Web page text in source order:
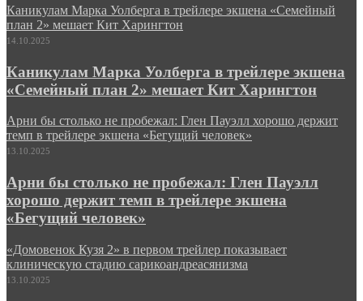
Каникулам Марка Уолберга в трейлере экшена «Семейный
план 2» мешает Кит Харингтон
14.10.2025
Каникулам Марка Уолберга в трейлере экшена
«Семейный план 2» мешает Кит Харингтон
Арни бы столько не пробежал: Глен Пауэлл хорошо держит
темп в трейлере экшена «Бегущий человек»
13.10.2025
Арни бы столько не пробежал: Глен Пауэлл
хорошо держит темп в трейлере экшена
«Бегущий человек»
«Домовенок Кузя 2» в первом трейлер показывает
клиническую стадию сарикоандреасянизма
13.10.2025